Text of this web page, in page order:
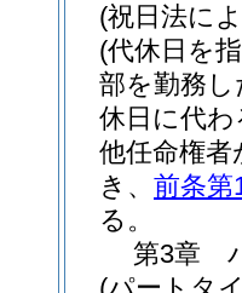
(祝日法に
(代休日を
部を勤務
休日に代わ
他任命権
き、 前条第
る。
第3章